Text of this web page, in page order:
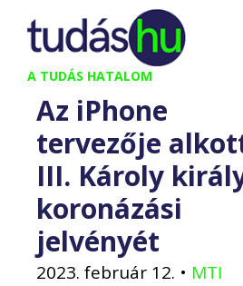
Kilépés
tartalomba
A TUDÁS HATALOM
Az iPhone
tervezője
III. Károly
koronázási
jelvényét
2023. február 12. • MTI